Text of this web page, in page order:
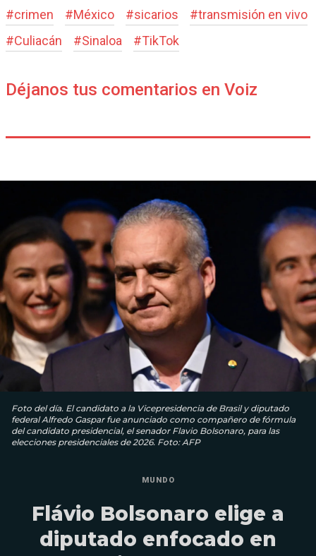
#crimen #México #sicarios #transmisión en vivo
#Culiacán #Sinaloa #TikTok
Déjanos tus comentarios en Voiz
Foto del día. El candidato a la Vicepresidencia de Brasil y diputado
federal Alfredo Gaspar fue anunciado como compañero de fórmula
del candidato presidencial, el senador Flavio Bolsonaro, para las
elecciones presidenciales de 2026. Foto: AFP
MUNDO
Flávio Bolsonaro elige a
diputado enfocado en